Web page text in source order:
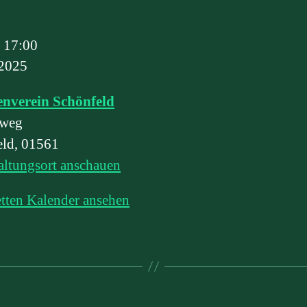
17:00
Schönfeld
, 01561
anschauen
Kalender ansehen